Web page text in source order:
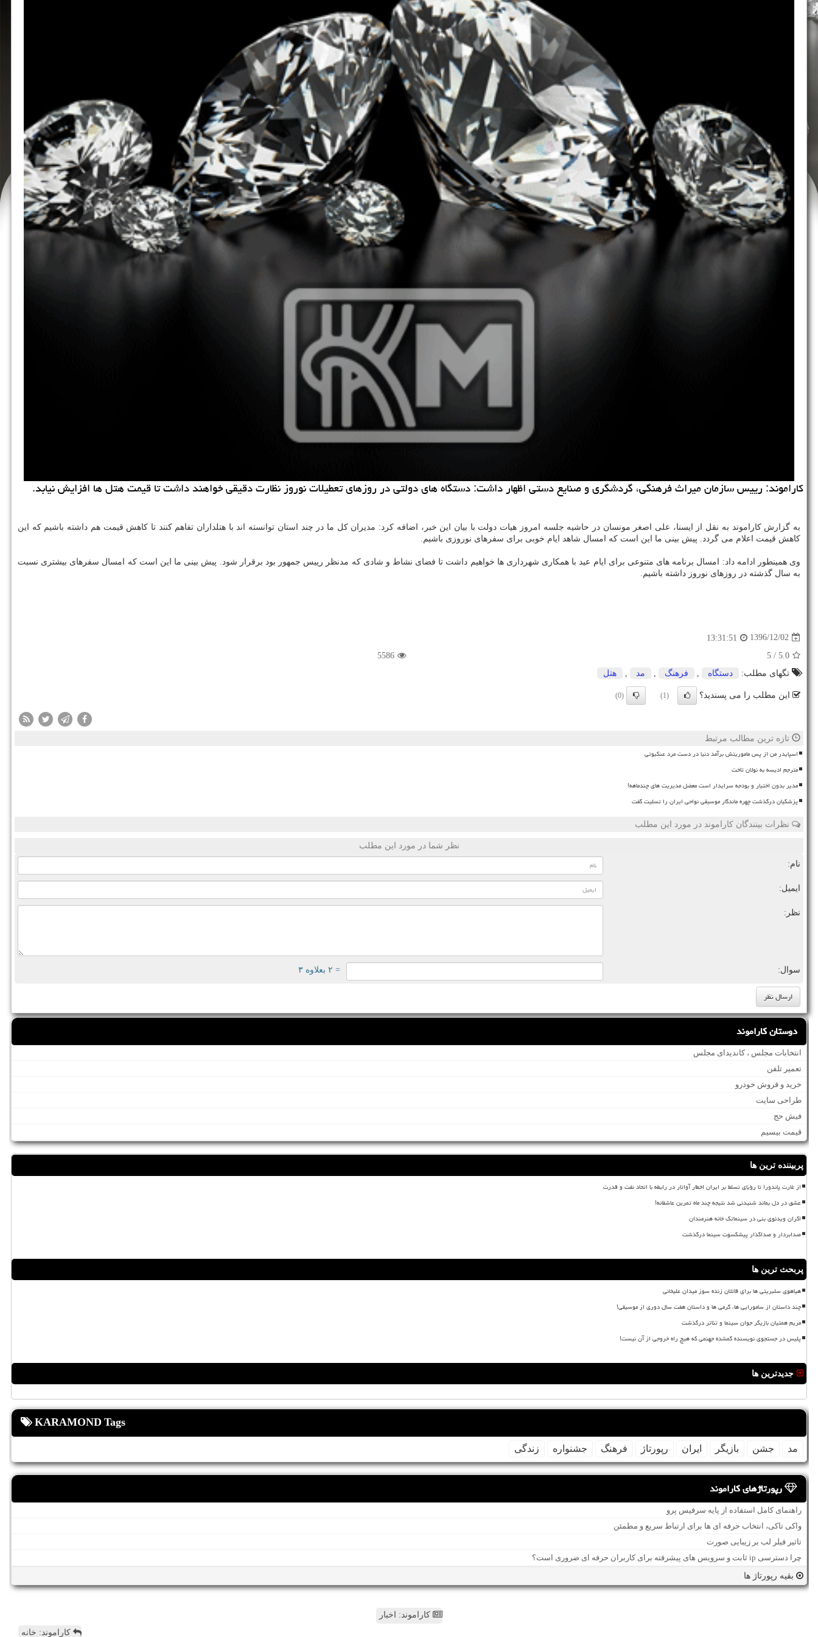
كاراموند: رییس سازمان میراث فرهنگی، گردشگری و صنایع دستی اظهار داشت: دستگاه های دولتی در روزهای تعطیلات نوروز نظارت دقیقی خواهند داشت تا قیمت هتل ها افزایش نیابد.
به گزارش كاراموند به نقل از ایسنا، علی اصغر مونسان در حاشیه جلسه امروز هیات دولت با بیان این خبر، اضافه كرد: مدیران كل ما در چند استان توانسته اند با هتلداران تفاهم كنند تا كاهش قیمت هم داشته باشیم كه این
كاهش قیمت اعلام می گردد. پیش بینی ما این است كه امسال شاهد ایام خوبی برای سفرهای نوروزی باشیم.
وی همینطور ادامه داد: امسال برنامه های متنوعی برای ایام عید با همكاری شهرداری ها خواهیم داشت تا فضای نشاط و شادی كه مدنظر رییس جمهور بود برقرار شود. پیش بینی ما این است كه امسال سفرهای بیشتری نسبت
به سال گذشته در روزهای نوروز داشته باشیم.
1396/12/02
13:31:51
5.0
/ 5
5586
تگهای مطلب:
دستگاه فرهنگ مد هتل
این مطلب را می پسندید؟ (1)
(0)
تازه ترین مطالب مرتبط
اسپایدر من از پس ماموریتش برآمد دنیا در دست مرد عنکبوتی
مترجم ادیسه به نولان تاخت
مدیر بدون اختیار و بودجه سرایدار است معضل مدیریت های چندماهه!
پزشکیان درگذشت چهره ماندگار موسیقی نواحی ایران را تسلیت گفت
نظرات بینندگان کاراموند در مورد این مطلب
نظر شما در مورد این مطلب
نام:
ایمیل:
نظر:
سوال: = ۲ بعلاوه ۳
دوستان کاراموند
انتخابات مجلس ، کاندیدای مجلس
تعمیر تلفن
خرید و فروش خودرو
طراحی سایت
فیش حج
قیمت بیسیم
پربیننده ترین ها
از غارت پاندورا تا رؤیای تسلط بر ایران اخطار آواتار در رابطه با اتحاد نفت و قدرت
عشق در دل بماند شنیدنی شد نتیجه چند ماه تمرین عاشقانه!
اکران ویدئوی بنی در سینماتک خانه هنرمندان
صدابردار و صداگذار پیشکسوت سینما درگذشت
پربحث ترین ها
هیاهوی سلبریتی ها برای قاتلان زنده سوز میدان علیخانی
چند داستان از سامورایی ها، گرمی ها و داستان هفت سال دوری از موسیقی!
مریم همتیان بازیگر جوان سینما و تئاتر درگذشت
پلیس در جستجوی نویسنده گمشده جهنمی که هیچ راه خروجی از آن نیست!
جدیدترین ها
KARAMOND Tags
مد جشن بازیگر ایران رپورتاژ فرهنگ جشنواره زندگی
رپورتاژهای کاراموند
راهنمای کامل استفاده از پایه سرفیس پرو
واکی تاکی، انتخاب حرفه ای ها برای ارتباط سریع و مطمئن
تاثیر فیلر لب بر زیبایی صورت
چرا دسترسی ip ثابت و سرویس های پیشرفته برای کاربران حرفه ای ضروری است؟
بقیه رپورتاژ ها
کاراموند: اخبار
کاراموند: خانه